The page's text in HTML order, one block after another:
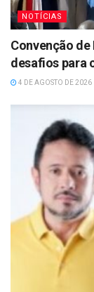
NOTÍCIAS
Convenção
desafios para
4 DE AGOSTO DE 2026